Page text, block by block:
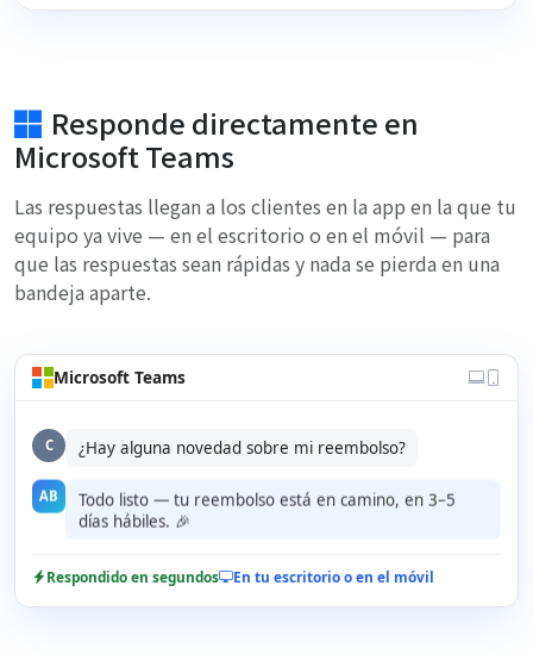
Responde directamente en
Microsoft Teams
Las respuestas llegan a los clientes en la app en la que tu
equipo ya vive — en el escritorio o en el móvil — para
que las respuestas sean rápidas y nada se pierda en una
bandeja aparte.
Microsoft Teams
C ¿Hay alguna novedad sobre mi reembolso?
AB
Todo listo — tu reembolso está en camino, en 3–5
días hábiles. 🎉
Respondido en segundos En tu escritorio o en el móvil